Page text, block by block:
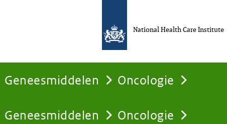
Geneesmiddelen Oncologie
Geneesmiddelen Oncologie
National Health Care Institute